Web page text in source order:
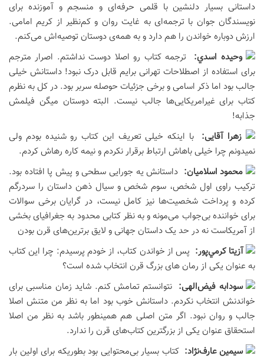
داستانی بسیار دلنشین با قلمی حرفه‌ای و منسجم و آموزنده برای
نویسندگان جوان با ترجمه‌ای به غایت روان و کم‌نظیر از کریم امامی.
ارزش دوباره خواندن را هم دارد و به همه‌ی دوستان توصیه‌اش می‌کنم.
وحيده اسدي: ترجمه کتاب رو اصلا دوست نداشتم. اصرار مترجم
برای استفاده از اصطلاحات تهرانی برایم قابل درک نبود! داستانش خیلی
جالب بود اما ذکر اسامی و برخی جزئیات حوصله سربر بود. در کل به نظرم
کتاب برای غیرامریکایی‌ها جالب نیست. البته دوستان میگن فیلمش
جذابه!
زهرا آقایی:با اینکه خیلی تعریف این کتاب رو شنیده بودم ولی
نمیدونم چرا خیلی باهاش ارتباط برقرار نکردم و نیمه کاره رهاش کردم.
محمود اسلاميان: داستانش یه جورایی سطحی و پیش پا افتاده بود.
ترکیب راوی اول شخص، سوم شخص و سیال ذهن داستان را سردرگم
کرده و پرداخت شخصیت‌ها نیز کامل نیست، در گرایان برخی سوالات
برای خواننده بی‌جواب می‌مونه و به نظر کتابی محدود به جغرافیای بخشی
از آمریکاست نه در حد یک داستان جهانی و لایق برترین‌های قرن بودن
آزيتا كرمي‌پور: پس از خواندن کتاب، از خودم پرسیدم: چرا این کتاب
به عنوان یکی از رمان های بزرگ قرن انتخاب شده است؟
سودابه فیض‌الهی: نتوانستم تمامش کنم. شاید زمان مناسبی برای
خواندنش انتخاب نکردم. داستانش خوب بود اما به نظر من متنش اصلا
جالب و روان نبود. اگر متن اصلی هم همینطور باشد به نظر من اصلا
استحقاق عنوان یکی از بزرگترین کتاب‌های قرن را ندارد.
سيمين عارف‌نژاد:کتاب بسیار بی‌محتوایی بود بطوریکه برای اولین بار